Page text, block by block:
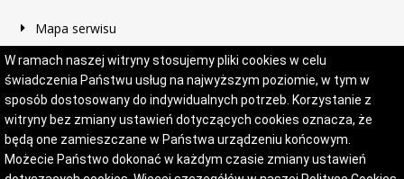
W ramach naszej witryny stosujemy pliki cookies w celu
świadczenia Państwu usług na najwyższym poziomie, w tym w
sposób dostosowany do indywidualnych potrzeb. Korzystanie z
witryny bez zmiany ustawień dotyczących cookies oznacza, że
będą one zamieszczane w Państwa urządzeniu końcowym.
Możecie Państwo dokonać w każdym czasie zmiany ustawień
Mapa serwisu
Deklaracja dostępności
Projekt i wykonanie:Logonet Sp. z o.o.